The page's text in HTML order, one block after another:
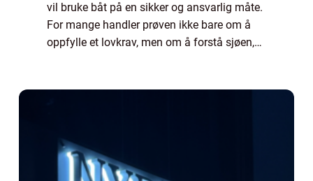
vil bruke båt på en sikker og ansvarlig måte.
For mange handler prøven ikke bare om å
oppfylle et lovkrav, men om å forstå sjøen,